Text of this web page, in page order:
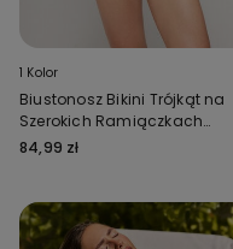
1 Kolor
Biustonosz Bikini Trójkąt na
Szerokich Ramiączkach
Sparkling Touch Malwa
84,99 zł